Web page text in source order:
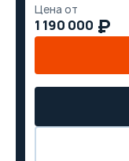
Цена от
1 190 000